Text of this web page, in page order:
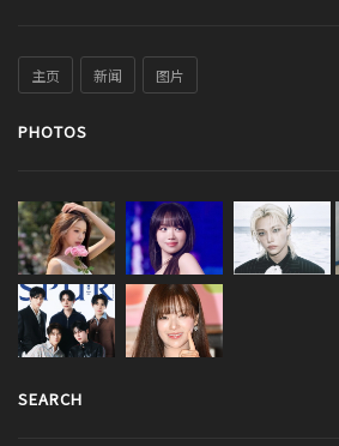
主页 新闻 图片
PHOTOS
SEARCH